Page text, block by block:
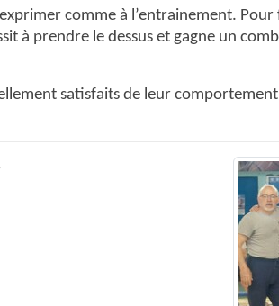
comme à l’entrainement.
à prendre le dessus et gagne un
satisfaits de leur